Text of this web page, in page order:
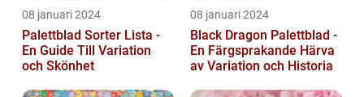
08 januari 2024
Palettblad Sorter Lista -
En Guide Till Variation
och Skönhet
08 januari 2024
Black Dragon Palettblad -
En Färgsprakande Härva
av Variation och Historia